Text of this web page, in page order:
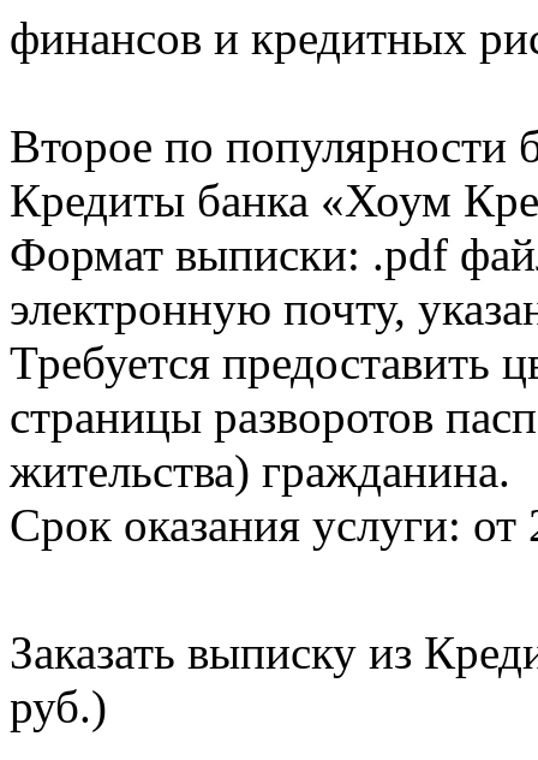
финансов и кредитных
Второе по популярности
Кредиты банка «Хоум
Формат выписки: .pdf
электронную почту,
Требуется предоставить
страницы разворотов
жительства) гражданина.
Срок оказания услуги: от
Заказать выписку из
руб.)